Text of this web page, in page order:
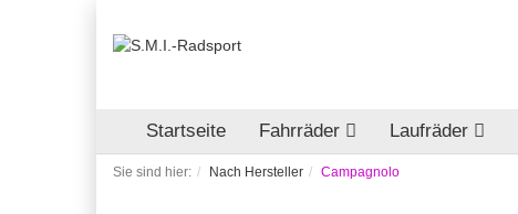
Startseite Fahrräder Laufräder
Sie sind hier: Nach Hersteller Campagnolo